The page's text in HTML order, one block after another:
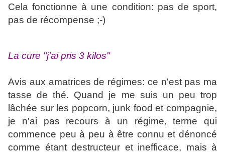
Cela fonctionne à une condition: pas de sport,
pas de récompense ;-)
La cure "j'ai pris 3 kilos"
Avis aux amatrices de régimes: ce n'est pas ma
tasse de thé. Quand je me suis un peu trop
lâchée sur les popcorn, junk food et compagnie,
je n'ai pas recours à un régime, terme qui
commence peu à peu à être connu et dénoncé
comme étant destructeur et inefficace, mais à